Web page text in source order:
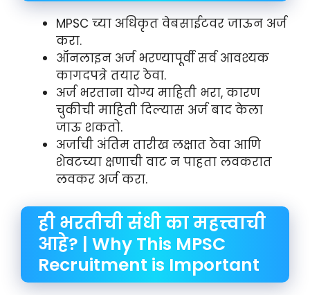
MPSC च्या अधिकृत वेबसाईटवर जाऊन अर्ज
करा.
ऑनलाइन अर्ज भरण्यापूर्वी सर्व आवश्यक
कागदपत्रे तयार ठेवा.
अर्ज भरताना योग्य माहिती भरा, कारण
चुकीची माहिती दिल्यास अर्ज बाद केला
जाऊ शकतो.
अर्जाची अंतिम तारीख लक्षात ठेवा आणि
शेवटच्या क्षणाची वाट न पाहता लवकरात
लवकर अर्ज करा.
ही भरतीची संधी का महत्त्वाची
आहे? | Why This MPSC
Recruitment is Important